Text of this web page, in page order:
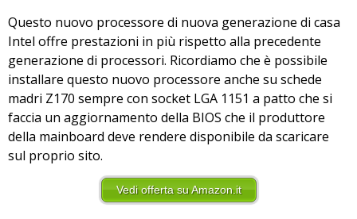
Questo nuovo processore di nuova generazione di casa
Intel offre prestazioni in più rispetto alla precedente
generazione di processori. Ricordiamo che è possibile
installare questo nuovo processore anche su schede
madri Z170 sempre con socket LGA 1151 a patto che si
faccia un aggiornamento della BIOS che il produttore
della mainboard deve rendere disponibile da scaricare
sul proprio sito.
Vedi offerta su Amazon.it